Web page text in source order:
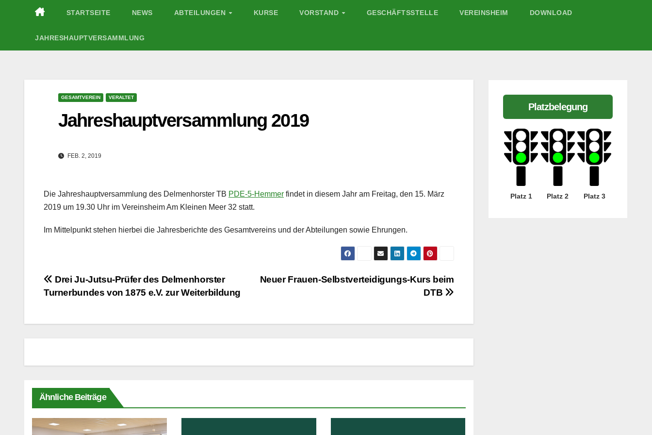
STARTSEITE NEWS ABTEILUNGEN KURSE VORSTAND GESCHÄFTSSTELLE VEREINSHEIM DOWNLOAD
JAHRESHAUPTVERSAMMLUNG
GESAMTVEREIN VERALTET
Jahreshauptversammlung 2019
FEB. 2, 2019
Die Jahreshauptversammlung des Delmenhorster TB PDE-5-Hemmer findet in diesem Jahr am Freitag, den 15. März
2019 um 19.30 Uhr im Vereinsheim Am Kleinen Meer 32 statt.
Im Mittelpunkt stehen hierbei die Jahresberichte des Gesamtvereins und der Abteilungen sowie Ehrungen.
Beitragsnavigation
Neuer Frauen-Selbstverteidigungs-Kurs beim
DTB
Drei Ju-Jutsu-Prüfer des Delmenhorster
Turnerbundes von 1875 e.V. zur Weiterbildung
Ähnliche Beiträge
Platzbelegung
Platz 1 Platz 2 Platz 3